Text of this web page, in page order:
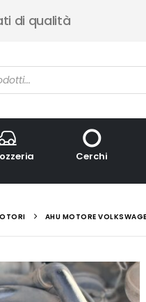
di qualità
Cerchi
AHU MOTORE